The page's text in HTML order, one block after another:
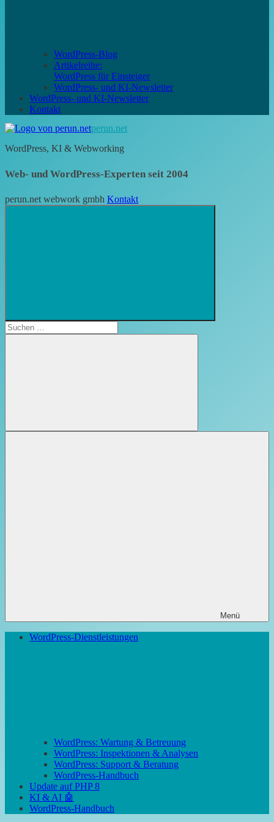
WordPress-Blog
Artikelreihe:
WordPress für Einsteiger
WordPress- und KI-Newsletter
WordPress- und KI-Newsletter
Kontakt
perun.net
WordPress, KI & Webworking
Web- und WordPress-Experten seit 2004
perun.net webwork gmbh Kontakt
öffnen
Suchen
nach:
Suchen
Menü
WordPress-Dienstleistungen
WordPress: Wartung & Betreuung
WordPress: Inspektionen & Analysen
WordPress: Support & Beratung
WordPress-Handbuch
Update auf PHP 8
KI & AI 🤖
WordPress-Handbuch